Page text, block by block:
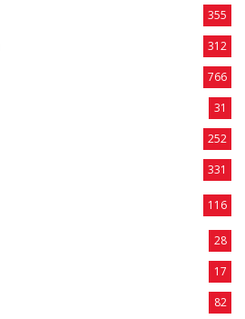
355
312
766
31
252
331
116
28
17
82